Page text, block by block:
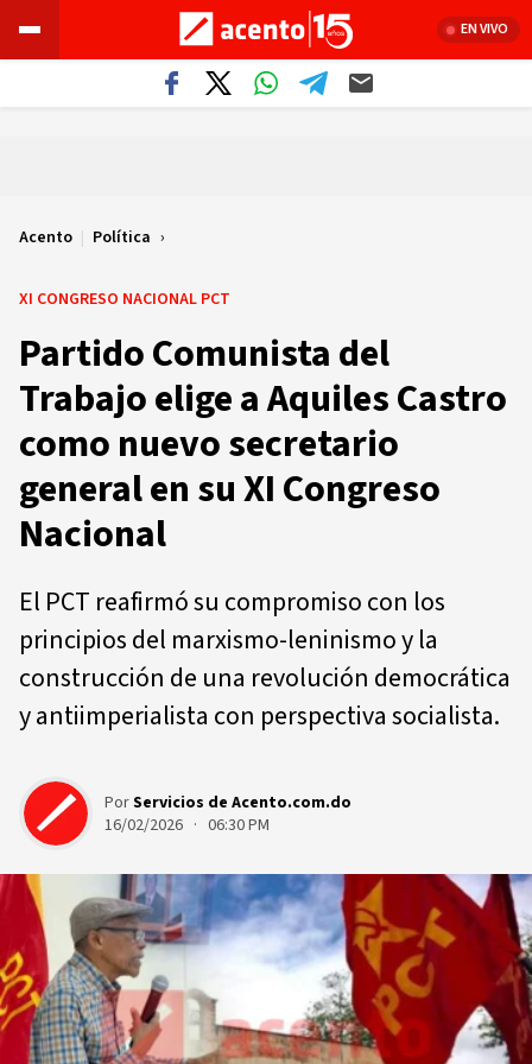
EN VIVO
Acento | Política
XI CONGRESO NACIONAL PCT
Partido Comunista del
Trabajo elige a Aquiles Castro
como nuevo secretario
general en su XI Congreso
Nacional
El PCT reafirmó su compromiso con los
principios del marxismo-leninismo y la
construcción de una revolución democrática
y antiimperialista con perspectiva socialista.
PorServicios de Acento.com.do
16/02/2026 · 06:30 PM